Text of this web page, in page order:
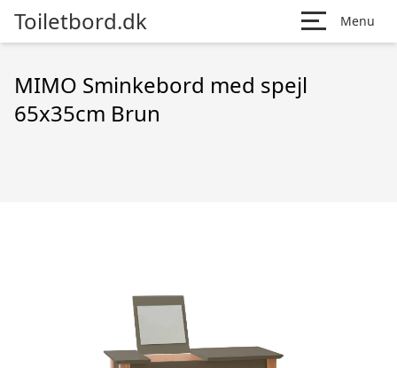
Toiletbord.dk Menu
MIMO Sminkebord med spejl
65x35cm Brun